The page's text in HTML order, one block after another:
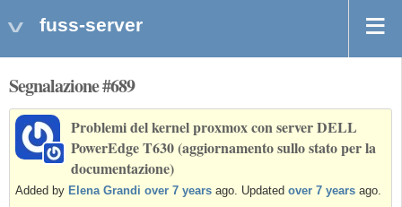
fuss-server
Segnalazione #689
Problemi del kernel proxmox con server DELL
PowerEdge T630 (aggiornamento sullo stato per la
documentazione)
Added by Elena Grandi over 7 years ago. Updated over 7 years ago.